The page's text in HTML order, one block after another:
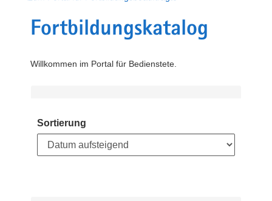
Fortbildungskatalog
Willkommen im Portal für Bedienstete.
Sortierung